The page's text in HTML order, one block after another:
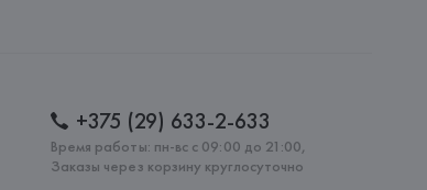
+375 (29) 633-2-633
Время работы: пн-вс с 09:00 до 21:00,
Заказы через корзину круглосуточно